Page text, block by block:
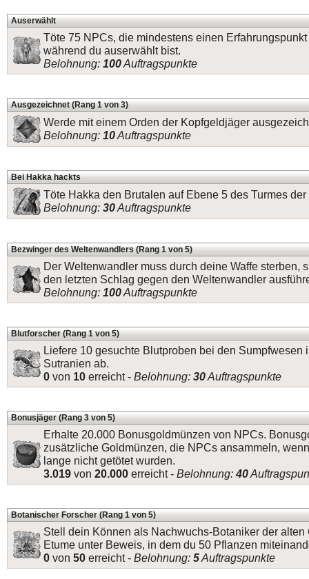
Auserwählt
Töte 75 NPCs, die mindestens einen
während du auserwählt bist.
Belohnung: 100Auftragspunkte
Ausgezeichnet (Rang 1 von 3)
Werde mit einem Orden der Kopfgeldjäger
Belohnung: 10Auftragspunkte
Bei Hakka hackts
Töte Hakka den Brutalen auf Ebene 5 des Turmes der
Belohnung: 30Auftragspunkte
Bezwinger des Weltenwandlers (Rang 1 von 5)
Der Weltenwandler muss durch deine Waffe sterben,
den letzten Schlag gegen den Weltenwandler
Belohnung: 100Auftragspunkte
Blutforscher (Rang 1 von 5)
Liefere 10 gesuchte Blutproben bei den Sumpfwesen
Sutranien ab.
0 von 10 erreicht - Belohnung: 30Auftragspunkte
Bonusjäger (Rang 3 von 5)
Erhalte 20.000 Bonusgoldmünzen von NPCs.
zusätzliche Goldmünzen, die NPCs ansammeln,
lange nicht getötet wurden.
3.019 von 20.000 erreicht - Belohnung:40
Botanischer Forscher (Rang 1 von 5)
Stell dein Können als Nachwuchs-Botaniker der alten
Etume unter Beweis, in dem du 50 Pflanzen
0 von 50 erreicht - Belohnung: 5Auftragspunkte